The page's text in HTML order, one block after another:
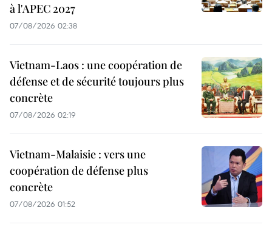
à l'APEC 2027
07/08/2026 02:38
Vietnam-Laos : une coopération de
défense et de sécurité toujours plus
concrète
07/08/2026 02:19
Vietnam-Malaisie : vers une
coopération de défense plus
concrète
07/08/2026 01:52